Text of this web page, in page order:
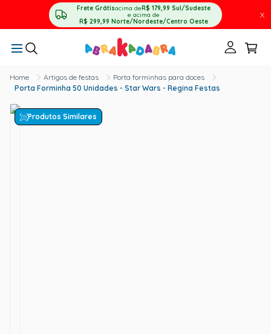
Frete Grátisacima deR$ 179,99 Sul/Sudeste
e acima de
R$ 299,99 Norte/Nordeste/Centro Oeste
X
Artigos de festas
Porta forminhas para doces
Porta Forminha 50 Unidades - Star Wars - Regina Festas
Produtos Similares